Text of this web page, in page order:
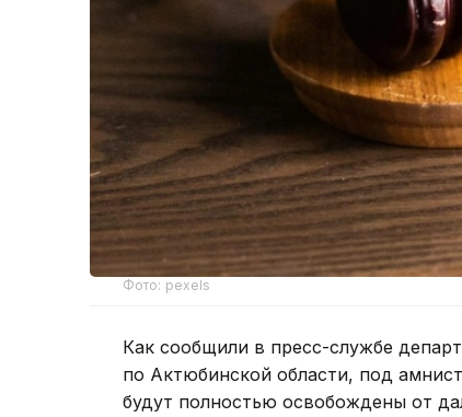
Фото: pexels
Как сообщили в пресс-службе
по Актюбинской области, под
будут полностью освобождены от